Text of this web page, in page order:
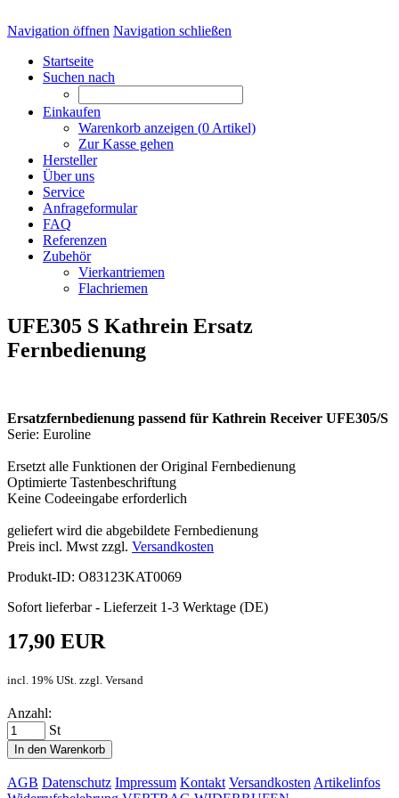
Navigation öffnen Navigation schließen
Startseite
Suchen nach
Einkaufen
Warenkorb anzeigen (0 Artikel)
Zur Kasse gehen
Hersteller
Über uns
Service
Anfrageformular
FAQ
Referenzen
Zubehör
Vierkantriemen
Flachriemen
UFE305 S Kathrein Ersatz
Fernbedienung
Ersatzfernbedienung passend für Kathrein Receiver UFE305/S
Serie: Euroline
Ersetzt alle Funktionen der Original Fernbedienung
Optimierte Tastenbeschriftung
Keine Codeeingabe erforderlich
geliefert wird die abgebildete Fernbedienung
Preis incl. Mwst zzgl. Versandkosten
Produkt-ID: O83123KAT0069
Sofort lieferbar - Lieferzeit 1-3 Werktage (DE)
17,90 EUR
incl. 19% USt. zzgl. Versand
Anzahl:
St
In den Warenkorb
AGB Datenschutz Impressum Kontakt Versandkosten Artikelinfos